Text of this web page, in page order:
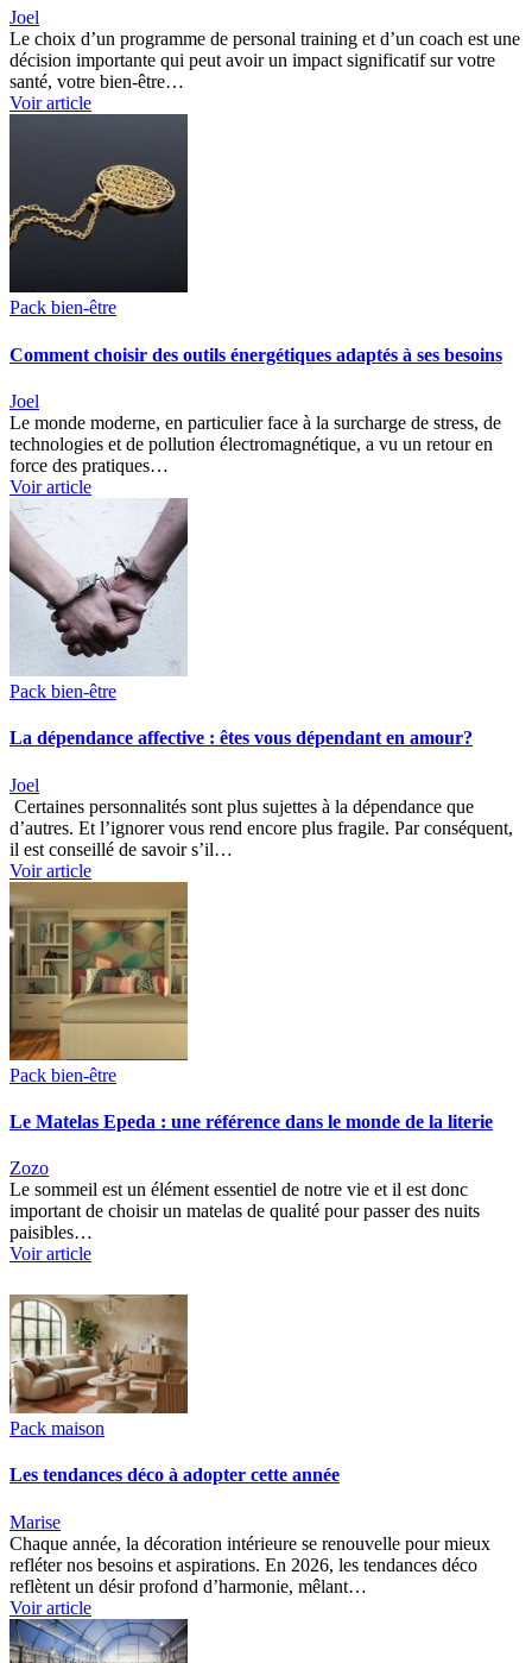
Joel
Le choix d’un programme de personal training et d’un coach est une
décision importante qui peut avoir un impact significatif sur votre
santé, votre bien-être…
Voir article
Pack bien-être
Comment choisir des outils énergétiques adaptés à ses besoins
Joel
Le monde moderne, en particulier face à la surcharge de stress, de
technologies et de pollution électromagnétique, a vu un retour en
force des pratiques…
Voir article
Pack bien-être
La dépendance affective : êtes vous dépendant en amour?
Joel
Certaines personnalités sont plus sujettes à la dépendance que
d’autres. Et l’ignorer vous rend encore plus fragile. Par conséquent,
il est conseillé de savoir s’il…
Voir article
Pack bien-être
Le Matelas Epeda : une référence dans le monde de la literie
Zozo
Le sommeil est un élément essentiel de notre vie et il est donc
important de choisir un matelas de qualité pour passer des nuits
paisibles…
Voir article
Pack maison
Les tendances déco à adopter cette année
Marise
Chaque année, la décoration intérieure se renouvelle pour mieux
refléter nos besoins et aspirations. En 2026, les tendances déco
reflètent un désir profond d’harmonie, mêlant…
Voir article